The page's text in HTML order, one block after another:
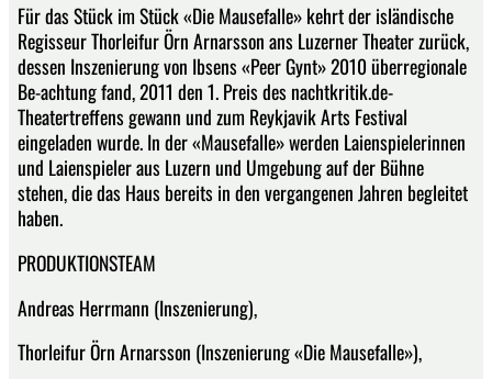
Für das Stück im Stück «Die Mausefalle» kehrt der isländische
Regisseur Thorleifur Örn Arnarsson ans Luzerner Theater zurück,
dessen Inszenierung von Ibsens «Peer Gynt» 2010 überregionale
Be-achtung fand, 2011 den 1. Preis des nachtkritik.de-
Theatertreffens gewann und zum Reykjavik Arts Festival
eingeladen wurde. In der «Mausefalle» werden Laienspielerinnen
und Laienspieler aus Luzern und Umgebung auf der Bühne
stehen, die das Haus bereits in den vergangenen Jahren begleitet
haben.
PRODUKTIONSTEAM
Andreas Herrmann (Inszenierung),
Thorleifur Örn Arnarsson (Inszenierung «Die Mausefalle»),